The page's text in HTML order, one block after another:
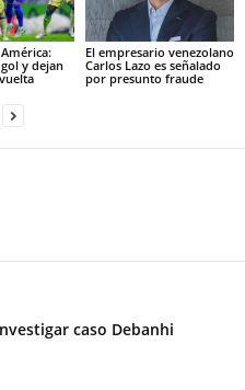
y dejan
El empresario venezolano
Carlos Lazo es señalado
por presunto fraude
caso Debanhi